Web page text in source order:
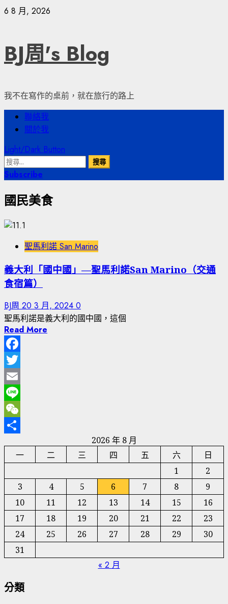
Skip
6 8 月, 2026
BJ周's Blog
我不在寫作的桌前，就在旅行的路上
Primary
Menu
聯絡我
關於我
Light/Dark Button
搜
尋
鍵
Subscribe
國民美食
聖馬利諾 San Marino
義大利「國中國」—聖馬利諾San Marino（交通
食宿篇）
BJ周 20 3 月, 2024 0
聖馬利諾是義大利的國中國，這個
Read More
Facebook
Twitter
Email
Line
WeChat
2026 年 8 月
一
二 三 四 五 六
日
1
2
3
4 5 6 7 8
9
10
11 12 13 14 15
16
17
18 19 20 21 22
23
24
25 26 27 28 29
30
31
« 2 月
分類